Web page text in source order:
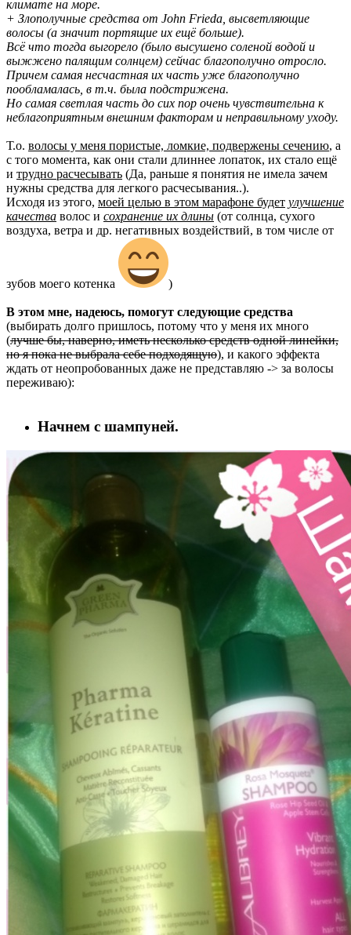
климате на море.
+ Злополучные средства от John Frieda, высветляющие
волосы (а значит портящие их ещё больше).
Всё что тогда выгорело (было высушено соленой водой и
выжжено палящим солнцем) сейчас благополучно отросло.
Причем самая несчастная их часть уже благополучно
пообламалась, в т.ч. была подстрижена.
Но самая светлая часть до сих пор очень чувствительна к
неблагоприятным внешним факторам и неправильному уходу.
Т.о. волосы у меня пористые, ломкие, подвержены сечению, а
с того момента, как они стали длиннее лопаток, их стало ещё
и трудно расчесывать (Да, раньше я понятия не имела зачем
нужны средства для легкого расчесывания..).
Исходя из этого, моей целью в этом марафоне будет улучшение
качества волос и сохранение их длины (от солнца, сухого
воздуха, ветра и др. негативных воздействий, в том числе от
зубов моего котенка )
В этом мне, надеюсь, помогут следующие средства
(выбирать долго пришлось, потому что у меня их много
(лучше бы, наверно, иметь несколько средств одной линейки,
но я пока не выбрала себе подходящую), и какого эффекта
ждать от неопробованных даже не представляю -> за волосы
переживаю):
Начнем с шампуней.